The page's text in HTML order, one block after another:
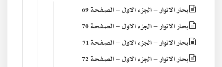
بحار الانوار – الجزء الاول – الصفحة 69
بحار الانوار – الجزء الاول – الصفحة 70
بحار الانوار – الجزء الاول – الصفحة 71
بحار الانوار – الجزء الاول – الصفحة 72